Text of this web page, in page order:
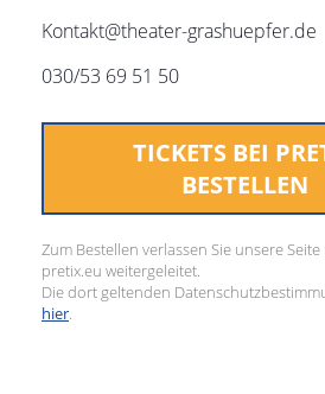
Kontakt@theater-grashuepfer.de
030/53 69 51 50
TICKETS BEI
BESTELLEN
Zum Bestellen verlassen Sie unsere
pretix.eu weitergeleitet.
Die dort geltenden
hier.